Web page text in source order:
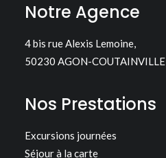
Notre Agence
4 bis rue Alexis Lemoine,
50230 AGON-COUTAINVILLE
Nos Prestations
Excursions journées
Séjour à la carte